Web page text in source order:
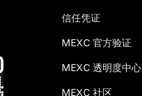
信任凭证
MEXC 官方验证
MEXC 透明度中心
MEXC 社区